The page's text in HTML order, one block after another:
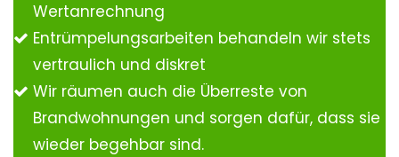
Wertanrechnung
Entrümpelungsarbeiten behandeln wir stets
vertraulich und diskret
Wir räumen auch die Überreste von
Brandwohnungen und sorgen dafür, dass sie
wieder begehbar sind.